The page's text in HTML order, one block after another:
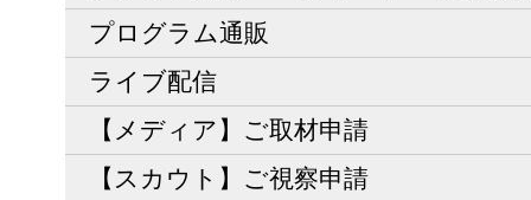
プログラム通販
ライブ配信
【メディア】ご取材申請
【スカウト】ご視察申請